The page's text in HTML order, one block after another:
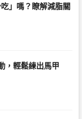
」嗎？瞭解減脂關
，輕鬆練出馬甲